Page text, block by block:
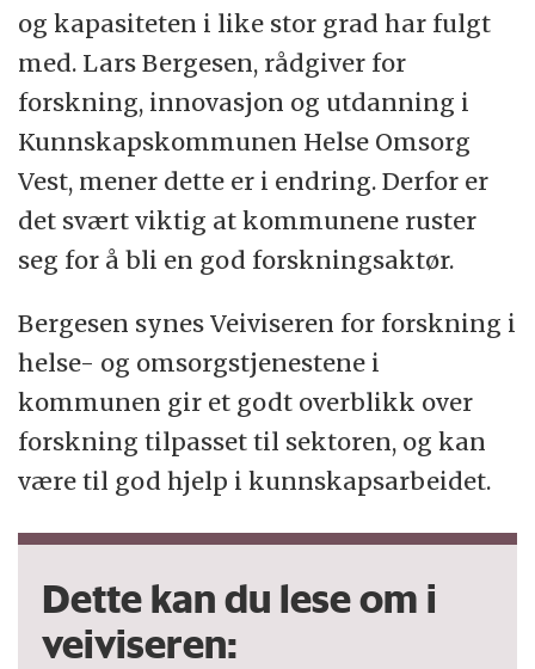
og kapasiteten i like stor grad har fulgt
med. Lars Bergesen, rådgiver for
forskning, innovasjon og utdanning i
Kunnskapskommunen Helse Omsorg
Vest, mener dette er i endring. Derfor er
det svært viktig at kommunene ruster
seg for å bli en god forskningsaktør.
Bergesen synes Veiviseren for forskning i
helse- og omsorgstjenestene i
kommunen gir et godt overblikk over
forskning tilpasset til sektoren, og kan
være til god hjelp i kunnskapsarbeidet.
Dette kan du lese om i
veiviseren: